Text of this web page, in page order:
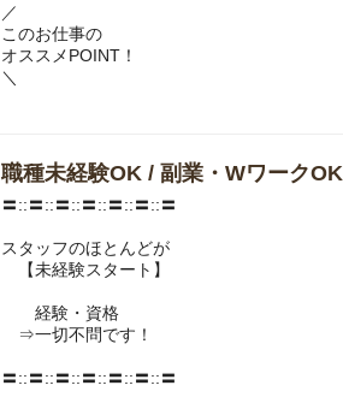
／
このお仕事の
オススメPOINT！
＼
職種未経験OK / 副業・WワークOK
〓::〓::〓::〓::〓::〓::〓
スタッフのほとんどが
【未経験スタート】
経験・資格
⇒一切不問です！
〓::〓::〓::〓::〓::〓::〓